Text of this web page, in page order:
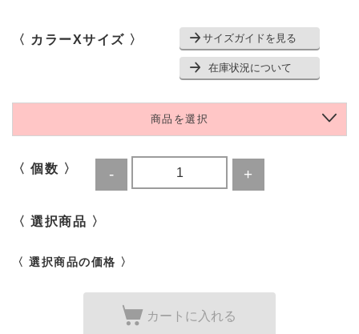
〈 カラーXサイズ 〉 サイズガイドを見る
在庫状況について
商品を選択
〈 個数 〉
〈 選択商品 〉
〈 選択商品の価格 〉
カートに入れる